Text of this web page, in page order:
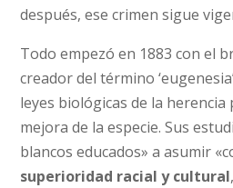
después, ese crimen sigue
Todo empezó en 1883 con el
creador del término
leyes biológicas de la
mejora de la especie. Sus
blancos educados» a asumir
superioridad racial y cultural